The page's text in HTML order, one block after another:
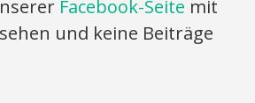
Facebook-Seite mit
und keine Beiträge